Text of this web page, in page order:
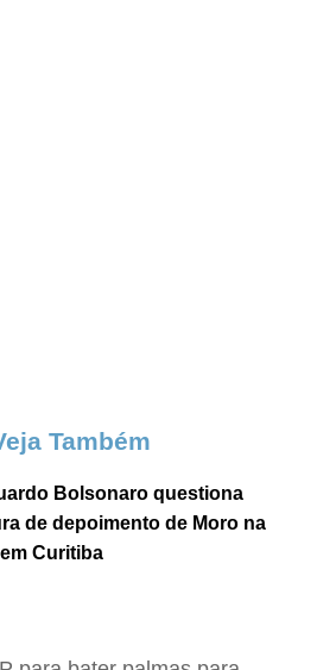
Também
Bolsonaro questiona
de depoimento de Moro na
em Curitiba